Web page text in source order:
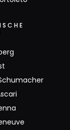
leven was
en deel 22
steeds meer een
niet verbazen
F1' en